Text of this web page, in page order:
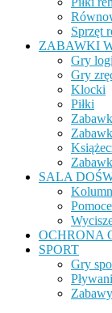
Sprzęt
ZABAWKI
Gry
Gry
Klocki
Piłki
SALA
OCHRONA
SPORT
Gry